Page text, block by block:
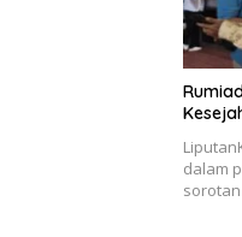
dalam